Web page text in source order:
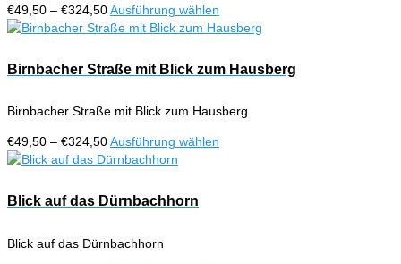
können
auf
Produktseite
werden
€49,50 – €324,50Preisspanne:
€49,50
€324,50
Ausführung wählen
Produkt
mehrere
Varianten
Die
können
Birnbacher Straße mit Blick zum Hausberg
Birnbacher Straße mit Blick zum Hausberg
€49,50 – €324,50Preisspanne:
€49,50
€324,50
Ausführung wählen
Blick auf das Dürnbachhorn
Blick auf das Dürnbachhorn